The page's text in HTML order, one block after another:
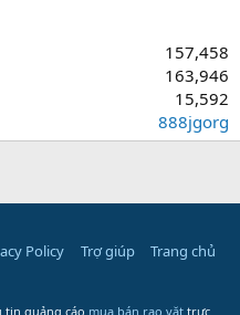
157,458
163,946
15,592
888jgorg
Policy Trợ giúp Trang chủ
tin quảng cáo mua bán rao vặt trực